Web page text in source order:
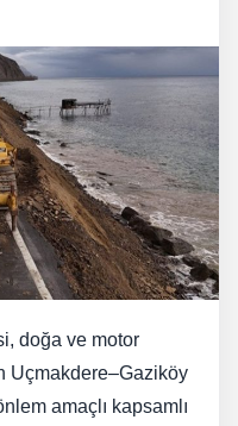
doğa ve motor
Uçmakdere–Gaziköy
amaçlı kapsamlı